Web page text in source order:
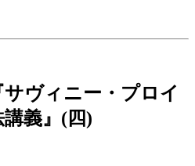
ヴィニー・プロイ
義』(四)